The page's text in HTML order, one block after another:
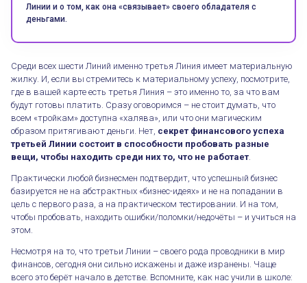
Линии и о том, как она «связывает» своего обладателя с
деньгами.
Среди всех шести Линий именно третья Линия имеет материальную
жилку. И, если вы стремитесь к материальному успеху, посмотрите,
где в вашей карте есть третья Линия – это именно то, за что вам
будут готовы платить. Сразу оговоримся – не стоит думать, что
всем «тройкам» доступна «халява», или что они магическим
образом притягивают деньги. Нет, секрет финансового успеха
третьей Линии состоит в способности пробовать разные
вещи, чтобы находить среди них то, что не работает
Практически любой бизнесмен подтвердит, что успешный бизнес
базируется не на абстрактных «бизнес-идеях» и не на попадании в
цель с первого раза, а на практическом тестировании. И на том,
чтобы пробовать, находить ошибки/поломки/недочёты – и учиться на
этом.
Несмотря на то, что третьи Линии – своего рода проводники в мир
финансов, сегодня они сильно искажены и даже изранены. Чаще
всего это берёт начало в детстве. Вспомните, как нас учили в школе: